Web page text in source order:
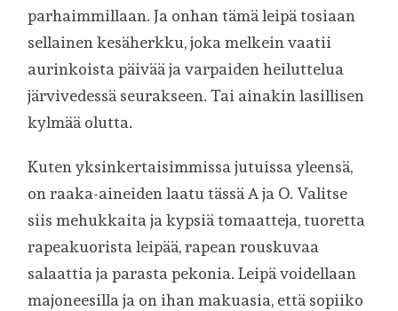
parhaimmillaan. Ja onhan tämä leipä tosiaan
sellainen kesäherkku, joka melkein vaatii
aurinkoista päivää ja varpaiden heiluttelua
järvivedessä seurakseen. Tai ainakin lasillisen
kylmää olutta.
Kuten yksinkertaisimmissa jutuissa yleensä,
on raaka-aineiden laatu tässä A ja O. Valitse
siis mehukkaita ja kypsiä tomaatteja, tuoretta
rapeakuorista leipää, rapean rouskuvaa
salaattia ja parasta pekonia. Leipä voidellaan
majoneesilla ja on ihan makuasia, että sopiiko